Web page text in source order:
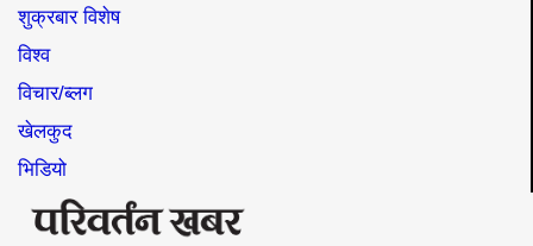
शुक्रबार विशेष
विश्व
विचार/ब्लग
खेलकुद
भिडियो